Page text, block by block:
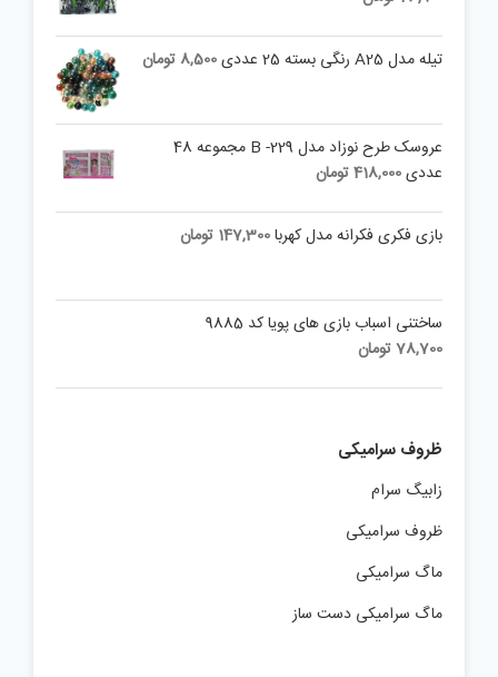
تیله مدل A25 رنگی بسته 25 عددی 8,500 تومان
عروسک طرح نوزاد مدل B -229 مجموعه 48
عددی418,000تومان
بازی فکری فکرانه مدل کهربا147,300 تومان
ساختنی اسباب بازی های پویا کد 9885
78,700تومان
ظروف سرامیکی
زابیگ سرام
ظروف سرامیکی
ماگ سرامیکی
ماگ سرامیکی دست ساز